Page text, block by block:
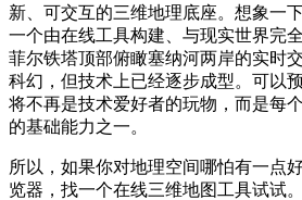
新、可交互的三维地理底座。想象一
一个由在线工具构建、与现实世界完
菲尔铁塔顶部俯瞰塞纳河两岸的实
科幻，但技术上已经逐步成型。可以
将不再是技术爱好者的玩物，而是每
的基础能力之一。
所以，如果你对地理空间哪怕有一点
览器，找一个在线三维地图工具试试